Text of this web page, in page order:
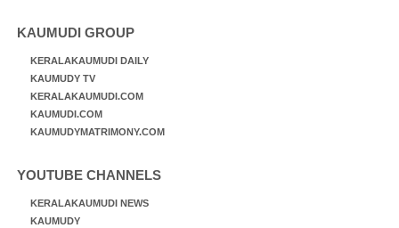
KAUMUDI GROUP
KERALAKAUMUDI DAILY
KAUMUDY TV
KERALAKAUMUDI.COM
KAUMUDI.COM
KAUMUDYMATRIMONY.COM
YOUTUBE CHANNELS
KERALAKAUMUDI NEWS
KAUMUDY